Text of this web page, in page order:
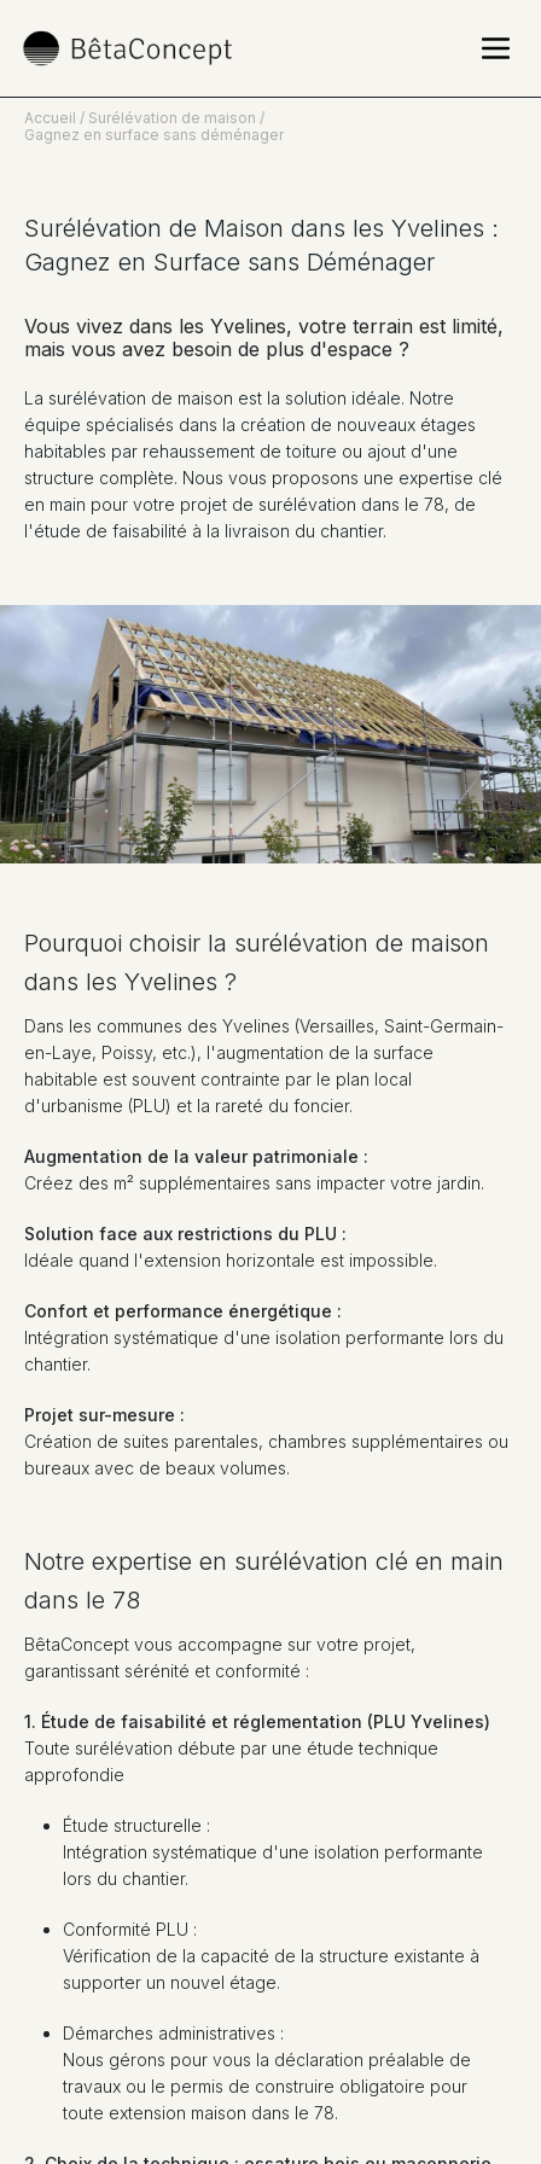
Accueil
Surélévation de maison
Gagnez en surface sans déménager
Surélévation de Maison dans les Yvelines :
Gagnez en Surface sans Déménager
Vous vivez dans les Yvelines, votre terrain est limité,
mais vous avez besoin de plus d'espace ?
La surélévation de maison est la solution idéale. Notre
équipe spécialisés dans la création de nouveaux étages
habitables par rehaussement de toiture ou ajout d'une
structure complète. Nous vous proposons une expertise clé
en main pour votre projet de surélévation dans le 78, de
l'étude de faisabilité à la livraison du chantier.
Pourquoi choisir la surélévation de maison
dans les Yvelines ?
Dans les communes des Yvelines (Versailles, Saint-Germain-
en-Laye, Poissy, etc.), l'augmentation de la surface
habitable est souvent contrainte par le plan local
d'urbanisme (PLU) et la rareté du foncier.
Augmentation de la valeur patrimoniale :
Créez des m² supplémentaires sans impacter votre jardin.
Solution face aux restrictions du PLU :
Idéale quand l'extension horizontale est impossible.
Confort et performance énergétique :
Intégration systématique d'une isolation performante lors du
chantier.
Projet sur-mesure :
Création de suites parentales, chambres supplémentaires ou
bureaux avec de beaux volumes.
Notre expertise en surélévation clé en main
dans le 78
BêtaConcept vous accompagne sur votre projet,
garantissant sérénité et conformité :
1. Étude de faisabilité et réglementation (PLU Yvelines)
Toute surélévation débute par une étude technique
approfondie
Étude structurelle :
Intégration systématique d'une isolation performante
lors du chantier.
Conformité PLU :
Vérification de la capacité de la structure existante à
supporter un nouvel étage.
Démarches administratives :
Nous gérons pour vous la déclaration préalable de
travaux ou le permis de construire obligatoire pour
toute extension maison dans le 78.